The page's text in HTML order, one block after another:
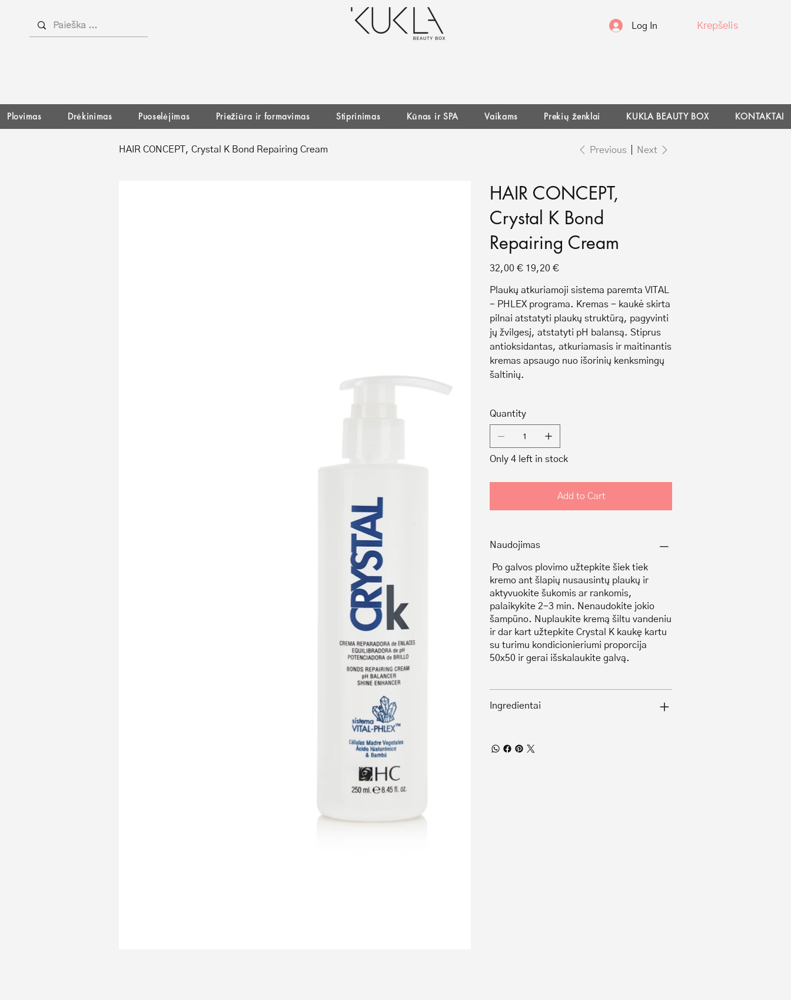
Log In Krepšelis
Plovimas Drėkinimas Puoselėjimas Priežiūra ir formavimas Stiprinimas Kūnas ir SPA Vaikams Prekių ženklai KUKLA BEAUTY BOX KONTAKTAI
HAIR CONCEPT, Crystal K Bond Repairing Cream Previous Next
HAIR CONCEPT,
Crystal K Bond
Repairing Cream
Original
price
32,00 € Sale
price
19,20 €
Plaukų atkuriamoji sistema paremta VITAL
- PHLEX programa. Kremas - kaukė skirta
pilnai atstatyti plaukų struktūrą, pagyvinti
jų žvilgesį, atstatyti pH balansą. Stiprus
antioksidantas, atkuriamasis ir maitinantis
kremas apsaugo nuo išorinių kenksmingų
šaltinių.
Quantity
Only 4 left in stock
Add to Cart
Naudojimas
Po galvos plovimo užtepkite šiek tiek
kremo ant šlapių nusausintų plaukų ir
aktyvuokite šukomis ar rankomis,
palaikykite 2-3 min. Nenaudokite jokio
šampūno. Nuplaukite kremą šiltu vandeniu
ir dar kart užtepkite Crystal K kaukę kartu
su turimu kondicionieriumi proporcija
50x50 ir gerai išskalaukite galvą.
Ingredientai